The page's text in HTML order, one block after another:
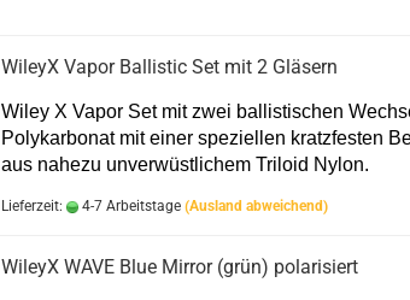
WileyX Vapor Ballistic Set mit 2 Gläsern
Wiley X Vapor Set mit zwei ballistischen
Polykarbonat mit einer speziellen kratzfesten
aus nahezu unverwüstlichem Triloid Nylon.
Lieferzeit: 4-7 Arbeitstage (Ausland abweichend)
WileyX WAVE Blue Mirror (grün) polarisiert